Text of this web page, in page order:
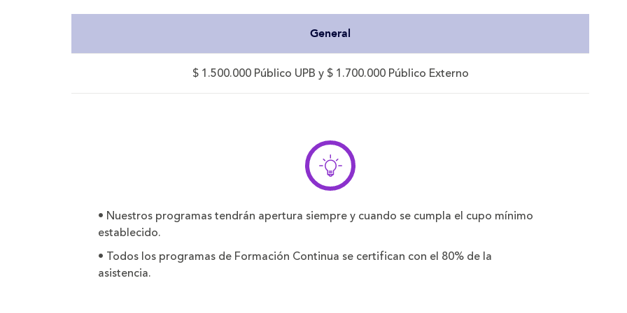
General
$ 1.500.000 Público UPB y $ 1.700.000 Público Externo
• Nuestros programas tendrán apertura siempre y cuando se cumpla el cupo mínimo
establecido.
• Todos los programas de Formación Continua se certifican con el 80% de la
asistencia.